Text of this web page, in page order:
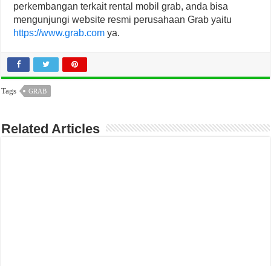
perkembangan terkait rental mobil grab, anda bisa
mengunjungi website resmi perusahaan Grab yaitu
https://www.grab.com ya.
Tags GRAB
Related Articles